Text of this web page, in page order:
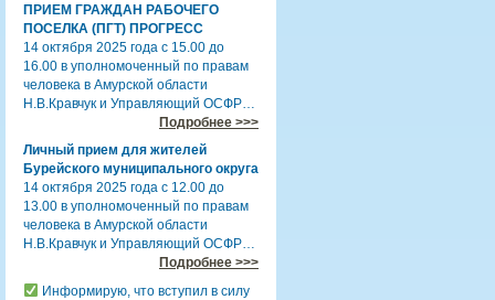
ПРИЕМ ГРАЖДАН РАБОЧЕГО
ПОСЕЛКА (ПГТ) ПРОГРЕСС
14 октября 2025 года с 15.00 до
16.00 в уполномоченный по правам
человека в Амурской области
Н.В.Кравчук и Управляющий ОСФР…
Подробнее >>>
Личный прием для жителей
Бурейского муниципального округа
14 октября 2025 года с 12.00 до
13.00 в уполномоченный по правам
человека в Амурской области
Н.В.Кравчук и Управляющий ОСФР…
Подробнее >>>
Информирую, что вступил в силу